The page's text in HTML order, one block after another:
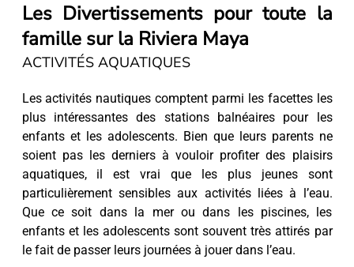
Les Divertissements pour toute la
famille sur la Riviera Maya
ACTIVITÉS AQUATIQUES
Les activités nautiques comptent parmi les facettes les
plus intéressantes des stations balnéaires pour les
enfants et les adolescents. Bien que leurs parents ne
soient pas les derniers à vouloir profiter des plaisirs
aquatiques, il est vrai que les plus jeunes sont
particulièrement sensibles aux activités liées à l’eau.
Que ce soit dans la mer ou dans les piscines, les
enfants et les adolescents sont souvent très attirés par
le fait de passer leurs journées à jouer dans l’eau.